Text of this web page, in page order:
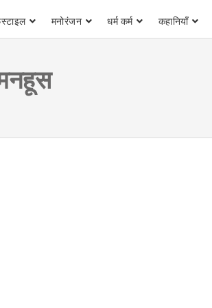
मनोरंजन धर्म कर्म कहानियाँ